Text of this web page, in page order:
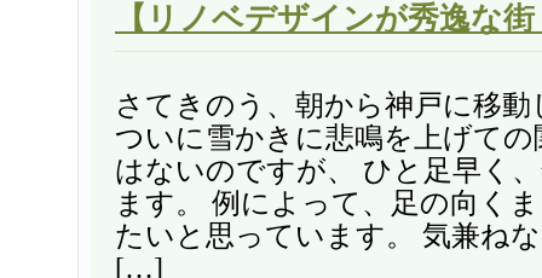
【リノベデザインが秀逸な
さてきのう、朝から神戸に移
ついに雪かきに悲鳴を上げての
はないのですが、 ひと足早く
ます。 例によって、足の向く
たいと思っています。 気兼ね
[…]